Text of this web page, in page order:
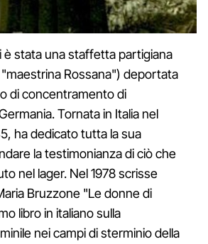
è stata una staffetta partigiana
Rossana") deportata
di concentramento di
Tornata in Italia nel
ha dedicato tutta la sua
la testimonianza di ciò che
nel lager. Nel 1978 scrisse
Bruzzone "Le donne di
libro in italiano sulla
nei campi di sterminio della